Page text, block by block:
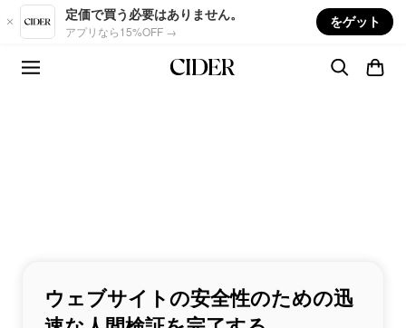
Skip to main content
定価で買う必要はありません。
アプリなら15%OFF →
をゲット
ウェブサイトの安全性のための迅